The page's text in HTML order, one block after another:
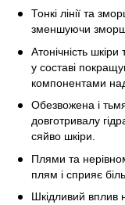
Тонкі лінії та
зменшуючи
Атонічність
у составі
компонентами
Обезвожена i
довготривалу
сяйво шкіри.
Плями та
плям i сприяє
Шкідливий вплив